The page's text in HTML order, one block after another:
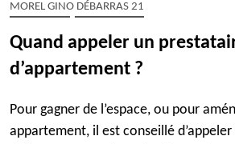
MOREL GINO DÉBARRAS 21
Quand appeler un
d’appartement ?
Pour gagner de l’espace, ou pour
appartement, il est conseillé